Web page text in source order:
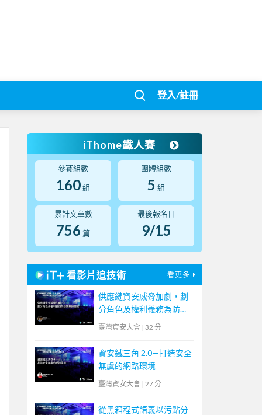
登入/註冊
iThome鐵人賽
參賽組數
160組
團體組數
5 組
累計文章數
756 篇
最後報名日
9/15
看影片追技術 看更多
供應鏈資安威脅加劇，劃
分角色及權利義務為防禦
致勝關鍵
臺灣資安大會 | 32 分
資安鐵三角 2.0—打造安全
無虞的網路環境
臺灣資安大會 | 27 分
從黑箱程式語義以污點分